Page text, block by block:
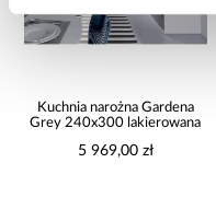
Gardena
lakierowana
Basen z